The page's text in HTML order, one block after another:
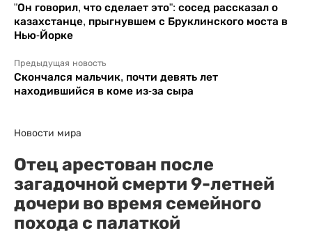
"Он говорил, что сделает это": сосед рассказал о
казахстанце, прыгнувшем с Бруклинского моста в
Нью-Йорке
Предыдущая новость
Скончался мальчик, почти девять лет
находившийся в коме из-за сыра
Новости мира
Отец арестован после
загадочной смерти 9-летней
дочери во время семейного
похода с палаткой